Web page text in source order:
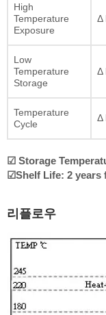
High
Temperature
Exposure
Δ
Low
Temperature
Storage
Δ
Temperature
Cycle
Δ
☑ Storage
☑Shelf Life: 2 years
리플로우